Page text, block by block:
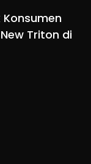
Konsumen
Triton di